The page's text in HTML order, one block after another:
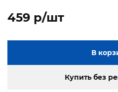
459 p/шт
В
Купить без